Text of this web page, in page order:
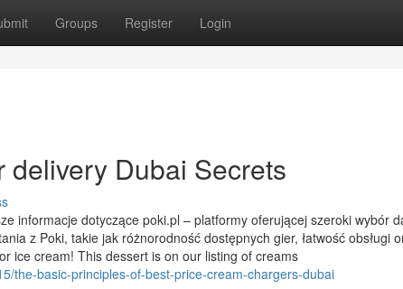
Groups Register Login
Dubai Secrets
informacje dotyczące poki.pl – platformy oferującej szeroki wybór
z Poki, takie jak różnorodność dostępnych gier, łatwość obsługi
ice cream! This dessert is on our listing of creams
the-basic-principles-of-best-price-cream-chargers-dubai